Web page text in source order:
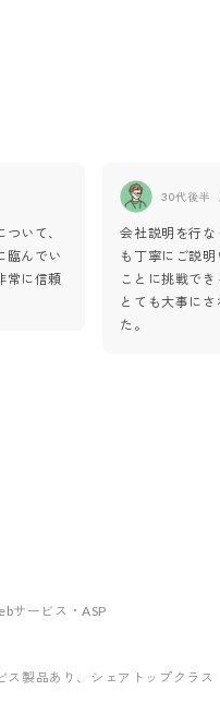
いて、
臨んでい
常に信頼
30代後半
会社説明を行な
も丁寧にご説
ことに挑戦で
とても大事に
た。
サービス・ASP
ス製品あり 、シェアトップクラス